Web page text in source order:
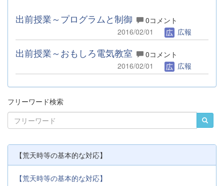
出前授業～プログラムと制御
0コメント
2016/02/01
広報
出前授業～おもしろ電気教室
0コメント
2016/02/01
広報
フリーワード検索
【荒天時等の基本的な対応】
【荒天時等の基本的な対応】